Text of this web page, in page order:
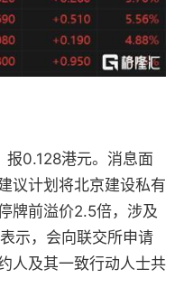
报0.128港元。消息面
议计划将北京建设私有
牌前溢价2.5倍，涉及
示，会向联交所申请
人及其一致行动人士共